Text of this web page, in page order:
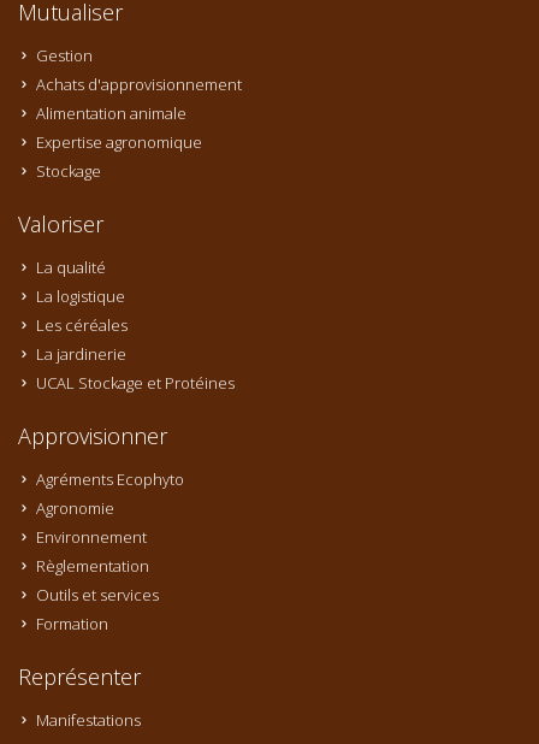
Mutualiser
Gestion
Achats d'approvisionnement
Alimentation animale
Expertise agronomique
Stockage
Valoriser
La qualité
La logistique
Les céréales
La jardinerie
UCAL Stockage et Protéines
Approvisionner
Agréments Ecophyto
Agronomie
Environnement
Règlementation
Outils et services
Formation
Représenter
Manifestations